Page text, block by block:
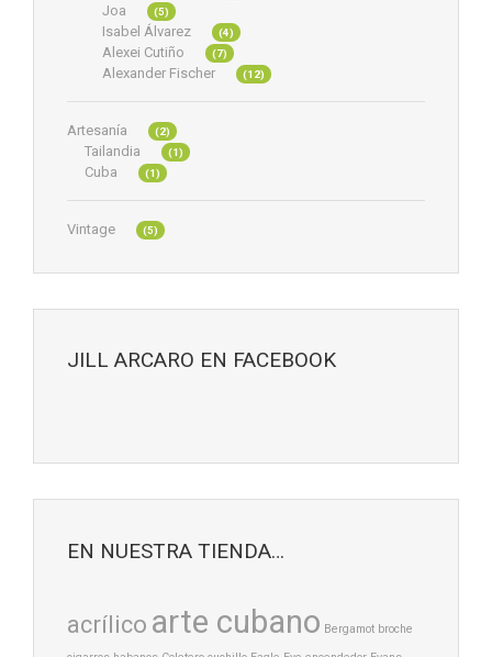
Joa (5)
Isabel Álvarez (4)
Alexei Cutiño (7)
Alexander Fischer (12)
Artesanía (2)
Tailandia (1)
Cuba (1)
Vintage (5)
JILL ARCARO EN FACEBOOK
EN NUESTRA TIENDA…
acrílico arte cubano Bergamot broche